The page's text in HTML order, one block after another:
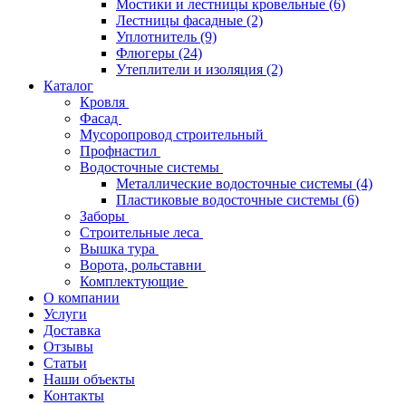
Мостики и лестницы кровельные (6)
Лестницы фасадные (2)
Уплотнитель (9)
Флюгеры (24)
Утеплители и изоляция (2)
Каталог
Кровля
Фасад
Мусоропровод строительный
Профнастил
Водосточные системы
Металлические водосточные системы (4)
Пластиковые водосточные системы (6)
Заборы
Строительные леса
Вышка тура
Ворота, рольставни
Комплектующие
О компании
Услуги
Доставка
Отзывы
Статьи
Наши объекты
Контакты